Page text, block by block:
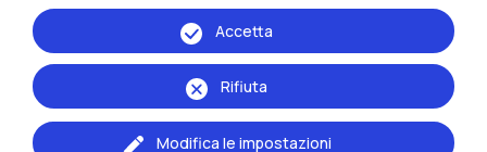
Scuola del Design - Via Candiani 72 - 20158 - Milano - ITALIA
Accessibilità Privacy PolicyAmministrazione Trasparente
Modifica le impostazioni
Rifiuta
Accetta